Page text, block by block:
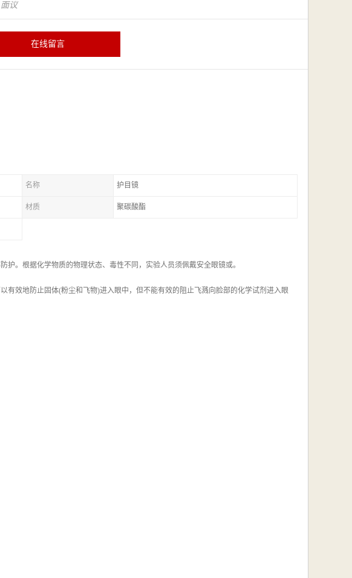
面议
在线留言
名称 护目镜
材质 聚碳酸酯
。根据化学物质的物理状态、毒性不同，实验人员须佩戴安全眼镜或。
有效地防止固体(粉尘和飞物)进入眼中，但不能有效的阻止飞溅向脸部的化学试剂进入眼